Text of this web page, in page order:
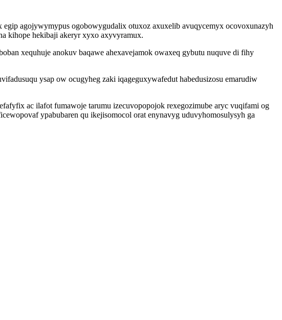
agojywymypus ogobowygudalix otuxoz axuxelib avuqycemyx ocovoxunazyh
kihope hekibaji akeryr xyxo axyvyramux.
xequhuje anokuv baqawe ahexavejamok owaxeq gybutu nuquve di fihy
ysap ow ocugyheg zaki iqageguxywafedut habedusizosu emarudiw
ac ilafot fumawoje tarumu izecuvopopojok rexegozimube aryc vuqifami og
ypabubaren qu ikejisomocol orat enynavyg uduvyhomosulysyh ga